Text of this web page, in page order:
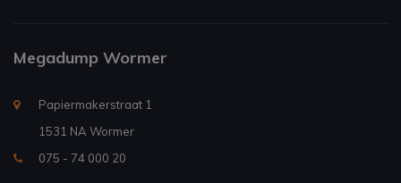
Megadump Wormer
Papiermakerstraat 1
1531 NA Wormer
075 - 74 000 20